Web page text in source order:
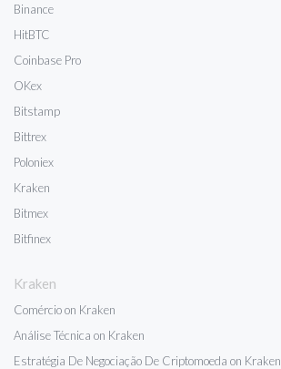
Binance
HitBTC
Coinbase Pro
OKex
Bitstamp
Bittrex
Poloniex
Kraken
Bitmex
Bitfinex
Kraken
Comércio on Kraken
Análise Técnica on Kraken
Estratégia De Negociação De Criptomoeda on Kraken